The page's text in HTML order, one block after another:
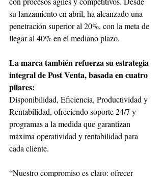
su lanzamiento en abril, ha alcanzado una
penetración superior al 20%, con la meta de
llegar al 40% en el mediano plazo.
La marca también refuerza su estrategia
integral de Post Venta, basada en cuatro
pilares:
Disponibilidad, Eficiencia, Productividad y
Rentabilidad, ofreciendo soporte 24/7 y
programas a la medida que garantizan
máxima operatividad y rentabilidad para
cada cliente.
“Nuestro compromiso es claro: ofrecer